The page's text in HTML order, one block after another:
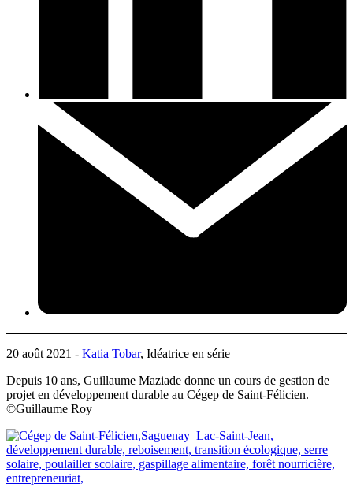
20 août 2021 - Katia Tobar, Idéatrice en série
Depuis 10 ans, Guillaume Maziade donne un cours de gestion de
projet en développement durable au Cégep de Saint-Félicien.
©Guillaume Roy